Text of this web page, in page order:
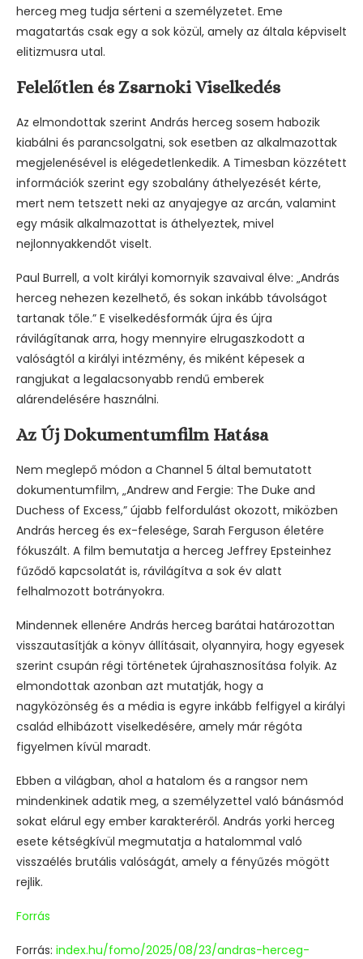
herceg meg tudja sérteni a személyzetet. Eme
magatartás csak egy a sok közül, amely az általa képviselt
elitizmusra utal.
Felelőtlen és Zsarnoki Viselkedés
Az elmondottak szerint András herceg sosem habozik
kiabálni és parancsolgatni, sok esetben az alkalmazottak
megjelenésével is elégedetlenkedik. A Timesban közzétett
információk szerint egy szobalány áthelyezését kérte,
mert nem tetszett neki az anyajegye az arcán, valamint
egy másik alkalmazottat is áthelyeztek, mivel
nejlonnyakkendőt viselt.
Paul Burrell, a volt királyi komornyik szavaival élve: „András
herceg nehezen kezelhető, és sokan inkább távolságot
tartanak tőle.” E viselkedésformák újra és újra
rávilágítanak arra, hogy mennyire elrugaszkodott a
valóságtól a királyi intézmény, és miként képesek a
rangjukat a legalacsonyabb rendű emberek
alárendelésére használni.
Az Új Dokumentumfilm Hatása
Nem meglepő módon a Channel 5 által bemutatott
dokumentumfilm, „Andrew and Fergie: The Duke and
Duchess of Excess,” újabb felfordulást okozott, miközben
András herceg és ex-felesége, Sarah Ferguson életére
fókuszált. A film bemutatja a herceg Jeffrey Epsteinhez
fűződő kapcsolatát is, rávilágítva a sok év alatt
felhalmozott botrányokra.
Mindennek ellenére András herceg barátai határozottan
visszautasítják a könyv állításait, olyannyira, hogy egyesek
szerint csupán régi történetek újrahasznosítása folyik. Az
elmondottak azonban azt mutatják, hogy a
nagyközönség és a média is egyre inkább felfigyel a királyi
család elhibázott viselkedésére, amely már régóta
figyelmen kívül maradt.
Ebben a világban, ahol a hatalom és a rangsor nem
mindenkinek adatik meg, a személyzettel való bánásmód
sokat elárul egy ember karakteréről. András yorki herceg
esete kétségkívül megmutatja a hatalommal való
visszaélés brutális valóságát, amely a fényűzés mögött
rejlik.
Forrás
Forrás: index.hu/fomo/2025/08/23/andras-herceg-